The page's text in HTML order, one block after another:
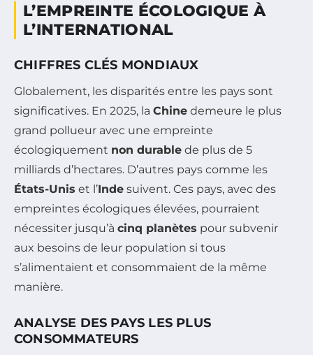
L’EMPREINTE ÉCOLOGIQUE À
L’INTERNATIONAL
CHIFFRES CLÉS MONDIAUX
Globalement, les disparités entre les pays sont
significatives. En 2025, la Chine demeure le plus
grand pollueur avec une empreinte
écologiquement non durable de plus de 5
milliards d’hectares. D’autres pays comme les
États-Unis et l’Inde suivent. Ces pays, avec des
empreintes écologiques élevées, pourraient
nécessiter jusqu’à cinq planètes pour subvenir
aux besoins de leur population si tous
s’alimentaient et consommaient de la même
manière.
ANALYSE DES PAYS LES PLUS
CONSOMMATEURS